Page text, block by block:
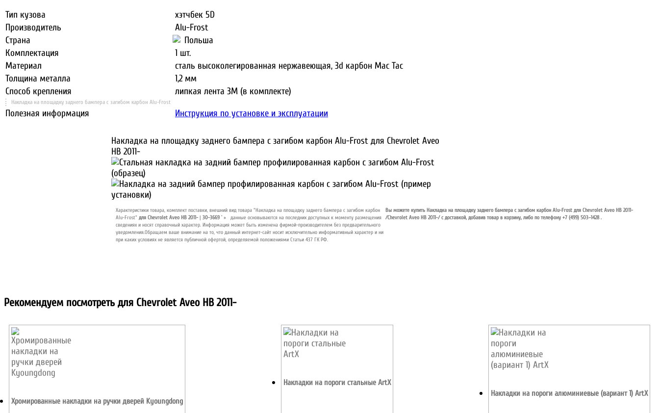
Тип кузова
хэтчбек 5D
Производитель
Alu-Frost
Страна
Польша
Комплектация
1 шт.
Материал
сталь высоколегированная нержавеющая, 3d карбон Mac Tac
Толщина металла
1,2 мм
Способ крепления
липкая лента 3M (в комплекте)
Накладка на площадку заднего бампера с загибом карбон Alu-Frost
Полезная информация Инструкция по установке и эксплуатации
Накладка на площадку заднего бампера с загибом карбон Alu-Frost для Chevrolet Aveo
HB 2011-
Вы можете купить Накладка на площадку заднего бампера с загибом карбон Alu-Frost для Chevrolet Aveo HB 2011-
/Chevrolet Aveo HB 2011-/ с доставкой, добавив товар в корзину, либо по телефону +7 (499) 503–1428 .
Характеристики товара, комплект поставки, внешний вид товара "Накладка на площадку заднего бампера с загибом карбон
Alu-Frost" для Chevrolet Aveo HB 2011- | 30-3669 ` »
Рекомендуем посмотреть для Chevrolet Aveo HB 2011-
Хромированные накладки на ручки дверей Kyoungdong
Накладки на пороги стальные ArtX
Накладки на пороги алюминиевые (вариант 1) ArtX